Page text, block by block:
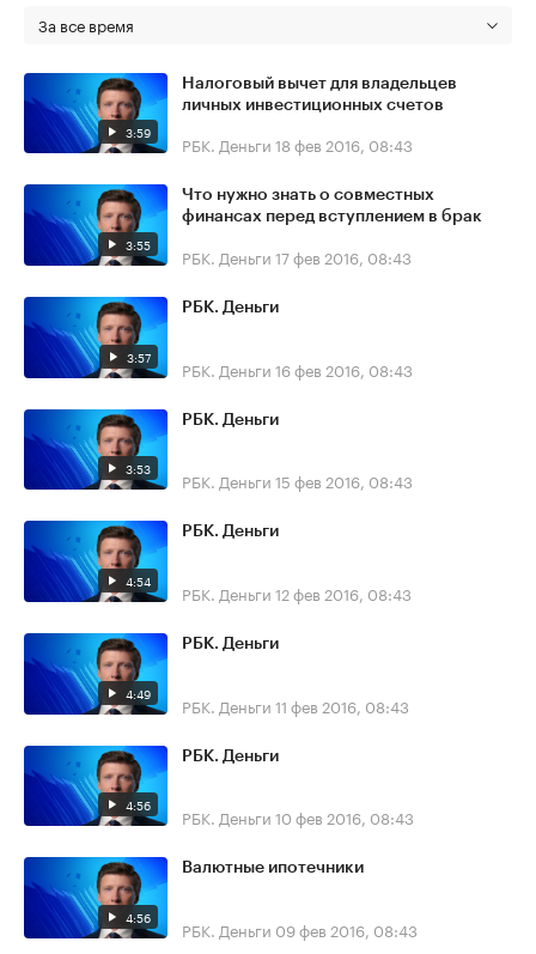
За все время
3:59
Налоговый вычет для владельцев
личных инвестиционных счетов
РБК. Деньги 18 фев 2016, 08:43
3:55
Что нужно знать о совместных
финансах перед вступлением в брак
РБК. Деньги 17 фев 2016, 08:43
3:57
РБК. Деньги
РБК. Деньги 16 фев 2016, 08:43
3:53
РБК. Деньги
РБК. Деньги 15 фев 2016, 08:43
4:54
РБК. Деньги
РБК. Деньги 12 фев 2016, 08:43
4:49
РБК. Деньги
РБК. Деньги 11 фев 2016, 08:43
4:56
РБК. Деньги
РБК. Деньги 10 фев 2016, 08:43
4:56
Валютные ипотечники
РБК. Деньги 09 фев 2016, 08:43